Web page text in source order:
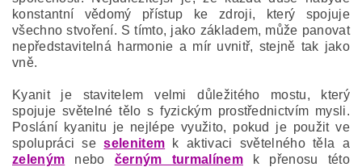
konstantní vědomý přístup ke zdroji, který spojuje
všechno stvoření. S tímto, jako základem, může panovat
nepředstavitelná harmonie a mír uvnitř, stejně tak jako
vně.
Kyanit je stavitelem velmi důležitého mostu, který
spojuje světelné tělo s fyzickým prostřednictvím mysli.
Poslání kyanitu je nejlépe využito, pokud je použit ve
spolupráci seselenitem k aktivaci světelného těla a
zeleným nebo černým turmalínemk přenosu této